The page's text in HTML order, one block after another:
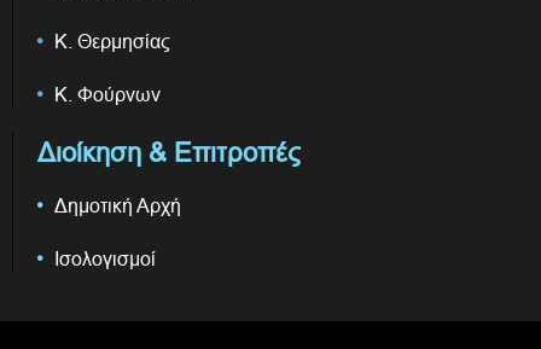
Κ. Θερμησίας
Κ. Φούρνων
Διοίκηση & Επιτροπές
Δημοτική Αρχή
Ισολογισμοί